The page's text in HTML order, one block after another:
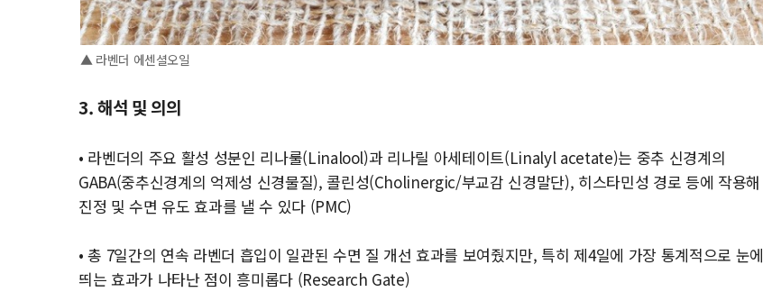
▲ 라벤더 에센셜오일
3. 해석 및 의의
• 라벤더의 주요 활성 성분인 리나룰(Linalool)과 리나릴 아세테이트(Linalyl acetate)는 중추 신경계의
GABA(중추신경계의 억제성 신경물질), 콜린성(Cholinergic/부교감 신경말단), 히스타민성 경로 등에 작용해
진정 및 수면 유도 효과를 낼 수 있다 (PMC)
• 총 7일간의 연속 라벤더 흡입이 일관된 수면 질 개선 효과를 보여줬지만, 특히 제4일에 가장 통계적으로 눈에
띄는 효과가 나타난 점이 흥미롭다 (Research Gate)